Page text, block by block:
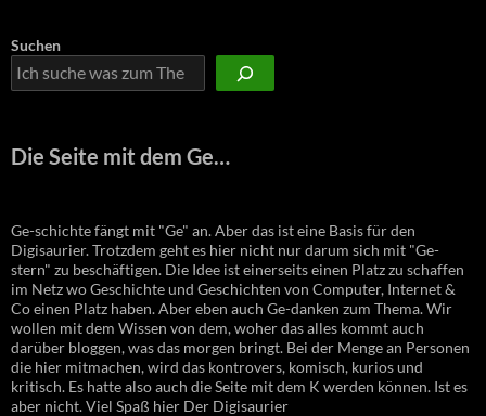
Suchen
Die Seite mit dem Ge…
Ge-schichte fängt mit "Ge" an. Aber das ist eine Basis für den
Digisaurier. Trotzdem geht es hier nicht nur darum sich mit "Ge-
stern" zu beschäftigen. Die Idee ist einerseits einen Platz zu schaffen
im Netz wo Geschichte und Geschichten von Computer, Internet &
Co einen Platz haben. Aber eben auch Ge-danken zum Thema. Wir
wollen mit dem Wissen von dem, woher das alles kommt auch
darüber bloggen, was das morgen bringt. Bei der Menge an Personen
die hier mitmachen, wird das kontrovers, komisch, kurios und
kritisch. Es hatte also auch die Seite mit dem K werden können. Ist es
aber nicht. Viel Spaß hier Der Digisaurier